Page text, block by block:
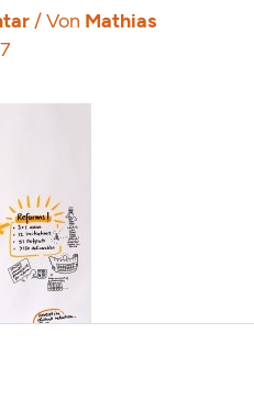
/ Von Mathias